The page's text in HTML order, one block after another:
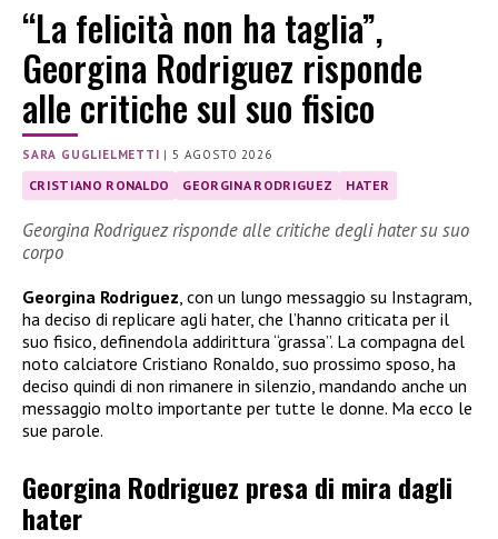
“La felicità non ha taglia”,
Georgina Rodriguez risponde
alle critiche sul suo fisico
SARA GUGLIELMETTI |5 AGOSTO 2026
CRISTIANO RONALDO GEORGINA RODRIGUEZ HATER
Georgina Rodriguez risponde alle critiche degli hater su suo
corpo
Georgina Rodriguez, con un lungo messaggio su Instagram,
ha deciso di replicare agli hater, che l’hanno criticata per il
suo fisico, definendola addirittura “grassa”. La compagna del
noto calciatore Cristiano Ronaldo, suo prossimo sposo, ha
deciso quindi di non rimanere in silenzio, mandando anche un
messaggio molto importante per tutte le donne. Ma ecco le
sue parole.
Georgina Rodriguez presa di mira dagli
hater